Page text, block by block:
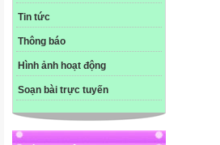
Tin tức
Thông báo
Hình ảnh hoạt động
Soạn bài trực tuyến